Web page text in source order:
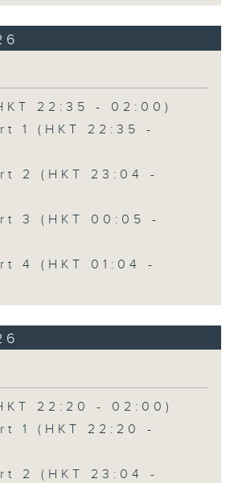
22:35 - 02:00)
1 (HKT 22:35 -
2 (HKT 23:04 -
3 (HKT 00:05 -
4 (HKT 01:04 -
22:20 - 02:00)
1 (HKT 22:20 -
2 (HKT 23:04 -